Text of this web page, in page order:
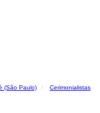
(São Paulo)
Cerimonialistas